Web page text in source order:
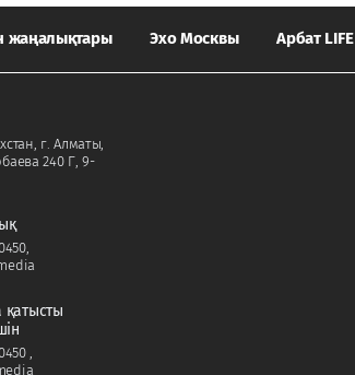
жаңалықтары Эхо Москвы Арбат LIFE
г. Алматы,
240 Г, 9-
,